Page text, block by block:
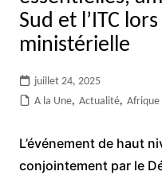
Sud et l’ITC
ministérielle
juillet 24, 2025
A la Une, Actualité, Afrique
L’événement de haut
conjointement par le